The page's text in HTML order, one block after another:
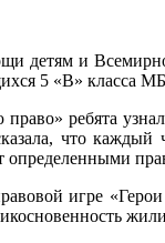
детям и
5 «В» класса
ребята
что
игре